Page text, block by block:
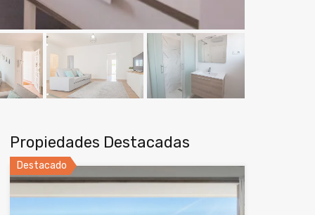
Propiedades Destacadas
Destacado